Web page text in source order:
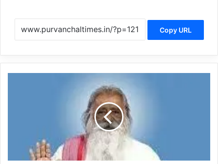
Copy URL
अड़गड़ानंद
जी